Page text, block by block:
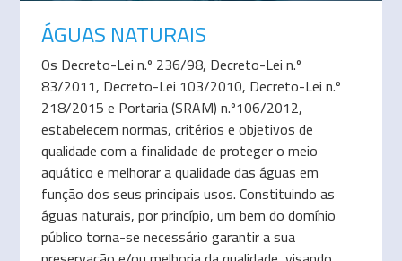
ÁGUAS NATURAIS
Os Decreto-Lei n.º 236/98, Decreto-Lei n.º
83/2011, Decreto-Lei 103/2010, Decreto-Lei n.º
218/2015 e Portaria (SRAM) n.º106/2012,
estabelecem normas, critérios e objetivos de
qualidade com a finalidade de proteger o meio
aquático e melhorar a qualidade das águas em
função dos seus principais usos. Constituindo as
águas naturais, por princípio, um bem do domínio
público torna-se necessário garantir a sua